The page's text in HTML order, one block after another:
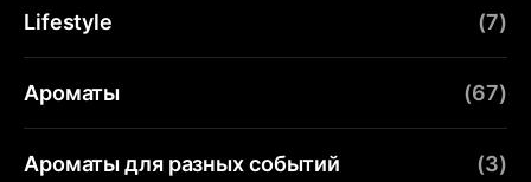
Lifestyle (7)
Ароматы (67)
Ароматы для разных событий (3)